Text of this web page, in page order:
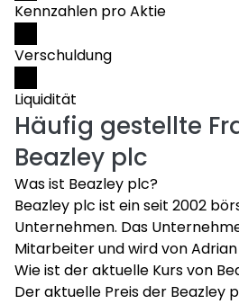
Kennzahlen pro Aktie
Verschuldung
Liquidität
Häufig gestellte
Beazley plc
Was ist Beazley plc?
Beazley plc ist ein seit 2002
Unternehmen. Das
Mitarbeiter und wird von
Wie ist der aktuelle Kurs von
Der aktuelle Preis der Beazley